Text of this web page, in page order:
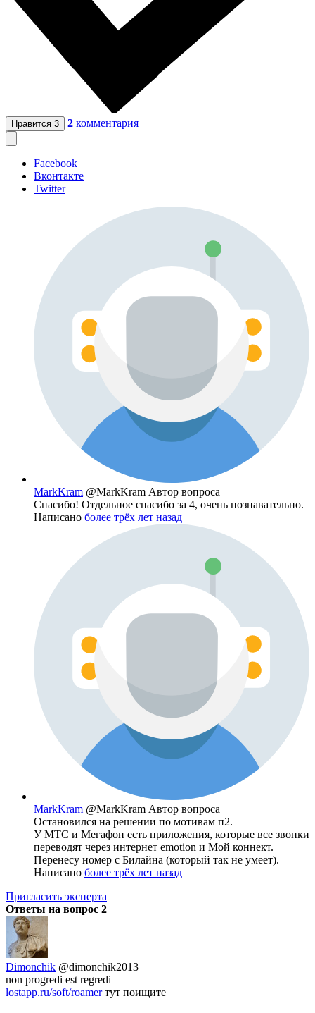
Нравится 3 2 комментария
Facebook
Вконтакте
Twitter
MarkKram @MarkKram Автор вопроса
Спасибо! Отдельное спасибо за 4, очень познавательно.
Написано более трёх лет назад
MarkKram @MarkKram Автор вопроса
Остановился на решении по мотивам п2.
У МТС и Мегафон есть приложения, которые все звонки
переводят через интернет emotion и Мой коннект.
Перенесу номер с Билайна (который так не умеет).
Написано более трёх лет назад
Пригласить эксперта
Ответы на вопрос 2
Dimonchik @dimonchik2013
non progredi est regredi
lostapp.ru/soft/roamerтут поищите